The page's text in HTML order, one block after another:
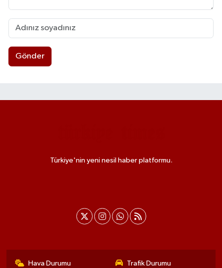
Gönder
Türkiye'nin yeni nesil haber platformu.
Hava Durumu Trafik Durumu